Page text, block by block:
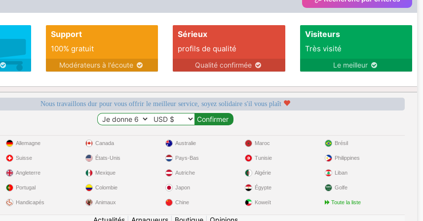
able, but want
Support
100% gratuit
Modérateurs à l'écoute
Sérieux
profils de qualité
Qualité confirmée
Visiteurs
Très visité
Le meilleur
Nous travaillons dur pour vous offrir le meilleur service, soyez solidaire s'il vous plaît
Allemagne
Suisse
Angleterre
Portugal
Handicapés
Canada
États-Unis
Mexique
Colombie
Animaux
Australie
Pays-Bas
Autriche
Japon
Chine
Maroc
Tunisie
Algérie
Égypte
Koweït
Brésil
Philippines
Liban
Golfe
Toute la liste